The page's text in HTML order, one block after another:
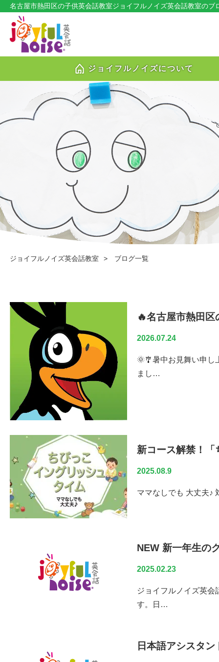
名古屋市熱田区の子供英会話教室ジョイフルノイズ英会話教室のブ
ジョイフルノイズについて
ジョイフルノイズ英会話教室 ブログ一覧
2026.07.24
🌞🎐暑中お見舞い申し
まし…
新コース解禁！
2025.08.9
ママなしでも 大丈夫♪
NEW 新一年生の
2025.02.23
ジョイフルノイズ英
す。日…
日本語アシスタ